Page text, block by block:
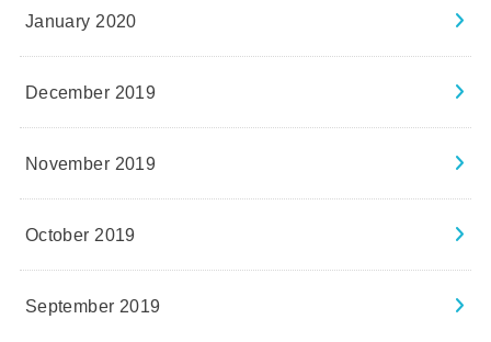
January 2020
December 2019
November 2019
October 2019
September 2019